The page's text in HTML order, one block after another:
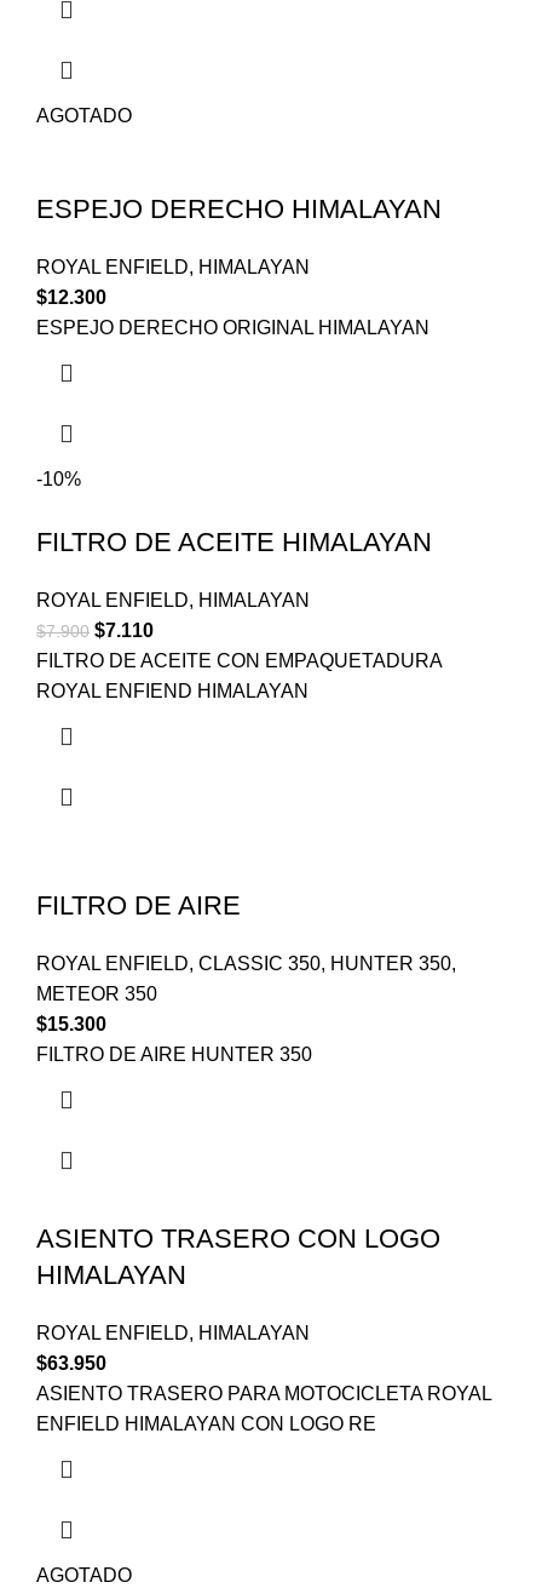
AGOTADO
ESPEJO DERECHO HIMALAYAN
ROYAL ENFIELD, HIMALAYAN
$12.300
ESPEJO DERECHO ORIGINAL HIMALAYAN
-10%
FILTRO DE ACEITE HIMALAYAN
ROYAL ENFIELD, HIMALAYAN
$7.900 $7.110
FILTRO DE ACEITE CON EMPAQUETADURA
ROYAL ENFIEND HIMALAYAN
FILTRO DE AIRE
ROYAL ENFIELD, CLASSIC 350, HUNTER 350,
METEOR 350
$15.300
FILTRO DE AIRE HUNTER 350
ASIENTO TRASERO CON LOGO
HIMALAYAN
ROYAL ENFIELD, HIMALAYAN
$63.950
ASIENTO TRASERO PARA MOTOCICLETA ROYAL
ENFIELD HIMALAYAN CON LOGO RE
AGOTADO